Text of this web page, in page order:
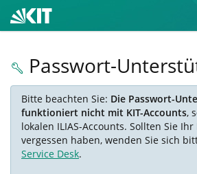
Passwort-
Bitte beachten Sie: Die Passwort-
funktioniert nicht mit KIT-Accounts,
lokalen ILIAS-Accounts. Sollten Sie Ihr
vergessen haben, wenden Sie sich
Service Desk.